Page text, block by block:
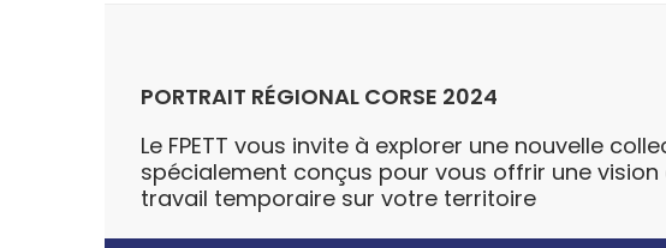
PORTRAIT RÉGIONAL CORSE 2024
Le FPETT vous invite à explorer une nouvelle
spécialement conçus pour vous offrir une
travail temporaire sur votre territoire